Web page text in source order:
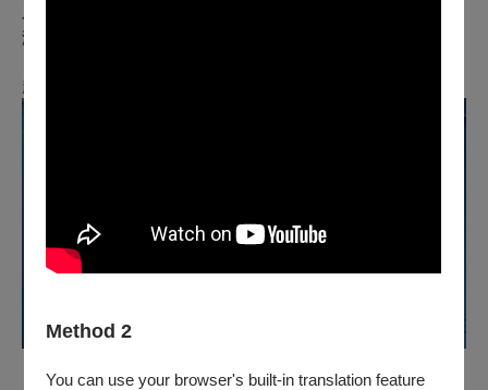
Method 2
You can use your browser's built-in translation feature
為弱勢及公益團體募款並邀請團體一同欣賞音樂會。音樂會將
演奏多首耳熟能詳及經典曲目《久石讓：霍爾的移動城堡》、
起參與。